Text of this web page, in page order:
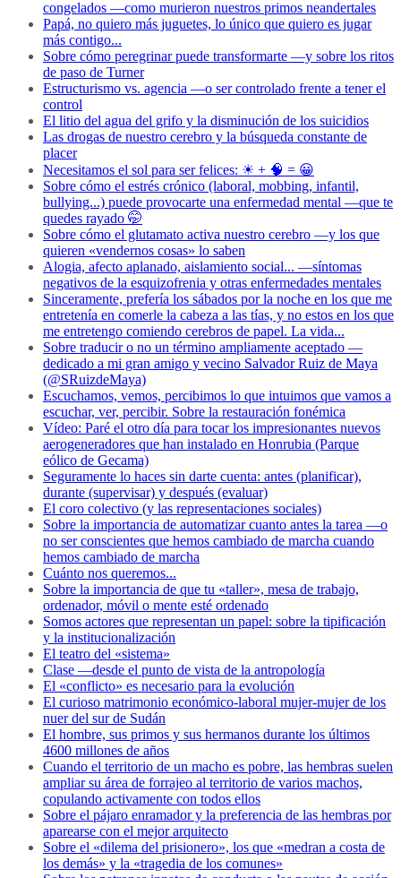
congelados —como murieron nuestros primos neandertales
Papá, no quiero más juguetes, lo único que quiero es jugar
más contigo...
Sobre cómo peregrinar puede transformarte —y sobre los ritos
de paso de Turner
Estructurismo vs. agencia —o ser controlado frente a tener el
control
El litio del agua del grifo y la disminución de los suicidios
Las drogas de nuestro cerebro y la búsqueda constante de
placer
Necesitamos el sol para ser felices: ☀ + 🧠 = 😀
Sobre cómo el estrés crónico (laboral, mobbing, infantil,
bullying...) puede provocarte una enfermedad mental —que te
quedes rayado 🤭
Sobre cómo el glutamato activa nuestro cerebro —y los que
quieren «vendernos cosas» lo saben
Alogia, afecto aplanado, aislamiento social... —síntomas
negativos de la esquizofrenia y otras enfermedades mentales
Sinceramente, prefería los sábados por la noche en los que me
entretenía en comerle la cabeza a las tías, y no estos en los que
me entretengo comiendo cerebros de papel. La vida...
Sobre traducir o no un término ampliamente aceptado —
dedicado a mi gran amigo y vecino Salvador Ruiz de Maya
(@SRuizdeMaya)
Escuchamos, vemos, percibimos lo que intuimos que vamos a
escuchar, ver, percibir. Sobre la restauración fonémica
Vídeo: Paré el otro día para tocar los impresionantes nuevos
aerogeneradores que han instalado en Honrubia (Parque
eólico de Gecama)
Seguramente lo haces sin darte cuenta: antes (planificar),
durante (supervisar) y después (evaluar)
El coro colectivo (y las representaciones sociales)
Sobre la importancia de automatizar cuanto antes la tarea —o
no ser conscientes que hemos cambiado de marcha cuando
hemos cambiado de marcha
Cuánto nos queremos...
Sobre la importancia de que tu «taller», mesa de trabajo,
ordenador, móvil o mente esté ordenado
Somos actores que representan un papel: sobre la tipificación
y la institucionalización
El teatro del «sistema»
Clase —desde el punto de vista de la antropología
El «conflicto» es necesario para la evolución
El curioso matrimonio económico-laboral mujer-mujer de los
nuer del sur de Sudán
El hombre, sus primos y sus hermanos durante los últimos
4600 millones de años
Cuando el territorio de un macho es pobre, las hembras suelen
ampliar su área de forrajeo al territorio de varios machos,
copulando activamente con todos ellos
Sobre el pájaro enramador y la preferencia de las hembras por
aparearse con el mejor arquitecto
Sobre el «dilema del prisionero», los que «medran a costa de
los demás» y la «tragedia de los comunes»